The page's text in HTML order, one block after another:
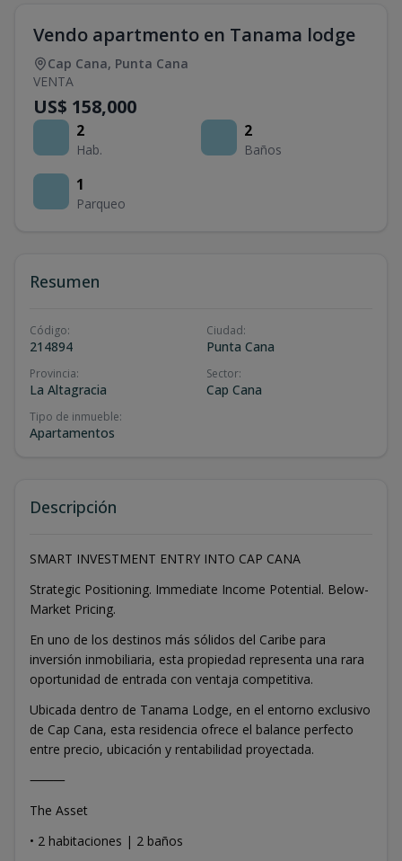
Vendo apartmento en Tanama lodge
Cap Cana, Punta Cana
VENTA
US$ 158,000
2
Hab.
2
Baños
1
Parqueo
Resumen
Código:
214894
Ciudad:
Punta Cana
Provincia:
La Altagracia
Sector:
Cap Cana
Tipo de inmueble:
Apartamentos
Descripción
SMART INVESTMENT ENTRY INTO CAP CANA
Strategic Positioning. Immediate Income Potential. Below-
Market Pricing.
En uno de los destinos más sólidos del Caribe para
inversión inmobiliaria, esta propiedad representa una rara
oportunidad de entrada con ventaja competitiva.
Ubicada dentro de Tanama Lodge, en el entorno exclusivo
de Cap Cana, esta residencia ofrece el balance perfecto
entre precio, ubicación y rentabilidad proyectada.
⸻
The Asset
• 2 habitaciones | 2 baños